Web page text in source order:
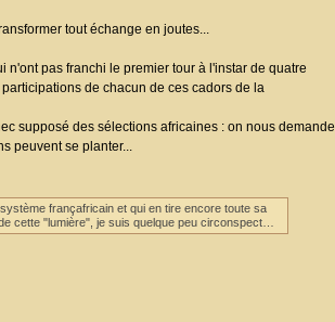
tout échange en joutes...
pas franchi le premier tour à l'instar de quatre
de chacun de ces cadors de la
supposé des sélections africaines : on nous demande
peuvent se planter...
françafricain et qui en tire encore toute sa
cette "lumière", je suis quelque peu circonspect…